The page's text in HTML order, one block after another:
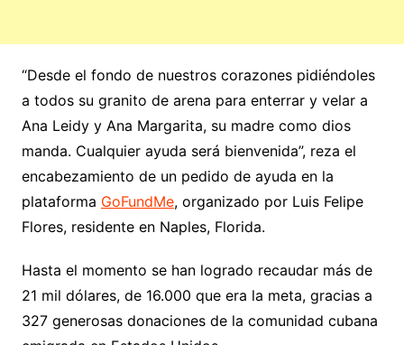
“Desde el fondo de nuestros corazones pidiéndoles
a todos su granito de arena para enterrar y velar a
Ana Leidy y Ana Margarita, su madre como dios
manda. Cualquier ayuda será bienvenida”, reza el
encabezamiento de un pedido de ayuda en la
plataforma GoFundMe, organizado por Luis Felipe
Flores, residente en Naples, Florida.
Hasta el momento se han logrado recaudar más de
21 mil dólares, de 16.000 que era la meta, gracias a
327 generosas donaciones de la comunidad cubana